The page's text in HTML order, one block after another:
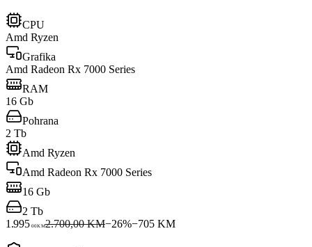
CPU
Amd Ryzen
Grafika
Amd Radeon Rx 7000 Series
RAM
16 Gb
Pohrana
2 Tb
Amd Ryzen
Amd Radeon Rx 7000 Series
16 Gb
2 Tb
1.995 00KM2.700,00 KM−26%−705KM